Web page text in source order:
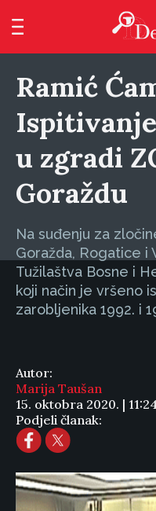
Ramić
u zgradi
Goraždu
Na suđenju za
Goražda, Rogatice i
Tužilaštva Bosne i
koji način je vršeno
zarobljenika 1992. i
Autor:
Marija Taušan
15. oktobra 2020. | 11:24
Podjeli članak: